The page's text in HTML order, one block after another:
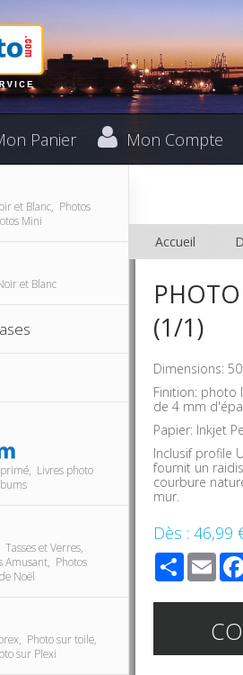
Panier Mon Compte
et Blanc, Photos
Mini
et Blanc
Livres photo
et Verres,
Amusant, Photos
Noël
Photo sur toile,
sur Plexi
Accueil
(1/1)
Dimensions:
Finition: photo
de 4 mm
Papier: Inkjet
Inclusif profile
fournit un
courbure
mur.
Dès :46,99
Share